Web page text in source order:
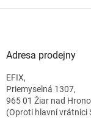
Adresa prodejny
EFIX,
Priemyselná 1307,
965 01 Žiar nad
(Oproti hlavní vrátnici